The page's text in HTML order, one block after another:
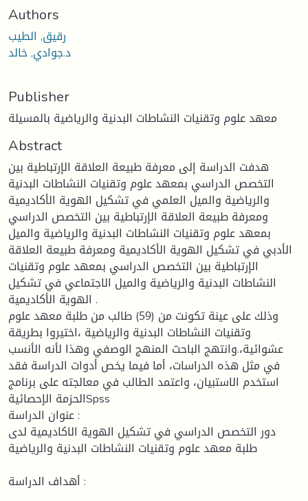
Authors
رقيق, الطيب
د.جوادي, خالد
Publisher
معهد علوم وتقنيات النشاطات البدنية والرياضية بالمسيلة
Abstract
هدفت الدراسة إلى معرفة طبيعة العلاقة الإرتباطية بين
التخصص الدراسي بمعهد علوم وتقنيات النشاطات البدنية
والرياضية والميل العلمي في تشكيل الهوية الأكاديمية
ومعرفة طبيعة العلاقة الإرتباطية بين التخصص الدراسي
بمعهد علوم وتقنيات النشاطات البدنية والرياضية والميل
الأدبي في تشكيل الهوية الأكاديمية ومعرفة طبيعة العلاقة
الإرتباطية بين التخصص الدراسي بمعهد علوم وتقنيات
النشاطات البدنية والرياضية والميل الاجتماعي في تشكيل
الهوية الأكاديمية .
وذلك على عينة تكونت من (59) طالب من طلبة معهد علوم
وتقنيات النشاطات البدنية والرياضية ،اختيروا بطريقة
عشوائية،.وانتهج الباحث المنهج الوصفي وهذا لأنه الأنسب
في مثل هذه الدراسات، أما فيما يخص أدوات الدراسة فقد
استخدم الاستبيان، واعتمد الطالب في معالجته على برنامج
الحزمة الإحصائيةSpss
عنوان الدراسة :
دور التخصص الدراسي في تشكيل الهوية الاكاديمية لدى
طلبة معهد علوم وتقنيات النشاطات البدنية والرياضية
أهداف الدراسة :